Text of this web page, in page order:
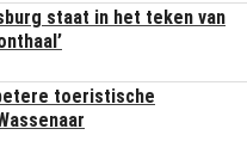
staat in het teken van
toeristische